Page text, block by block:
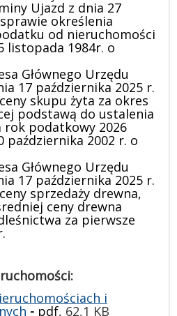
Ujazd z dnia 27
określenia
od nieruchomości
1984r. o
Głównego Urzędu
17 października 2025 r.
skupu żyta za okres
podstawą do ustalenia
podatkowy 2026
2002 r. o
Głównego Urzędu
17 października 2025 r.
sprzedaży drewna,
ceny drewna
za pierwsze
i
- pdf, 62,1 KB